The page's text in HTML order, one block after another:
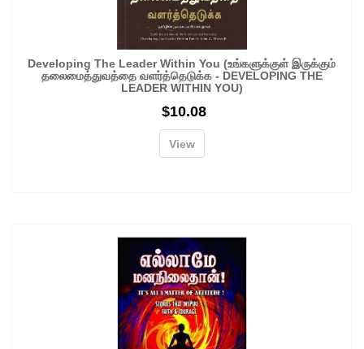
Developing The Leader Within You (உங்களுக்குள் இருக்கும்
தலைமைத்துவத்தை வளர்த்தெடுக்க - DEVELOPING THE
LEADER WITHIN YOU)
$10.08
View